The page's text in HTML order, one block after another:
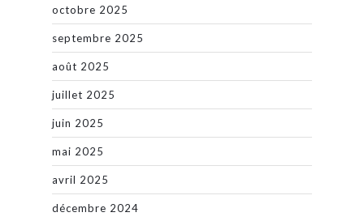
octobre 2025
septembre 2025
août 2025
juillet 2025
juin 2025
mai 2025
avril 2025
décembre 2024